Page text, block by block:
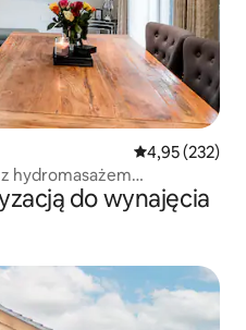
Średnia
4,95 (232)
hydromasażem
do wynajęcia
Wybór gości